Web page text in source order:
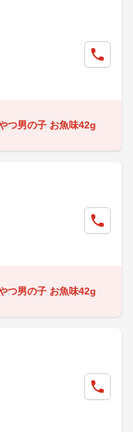
つ男の子 お魚味42g
つ男の子 お魚味42g